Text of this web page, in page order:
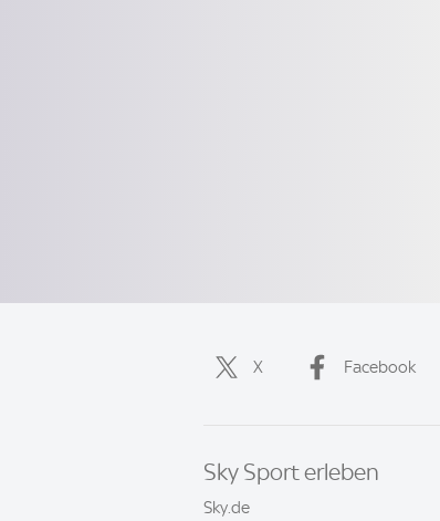
X Facebook
Sky Sport erleben
Sky.de